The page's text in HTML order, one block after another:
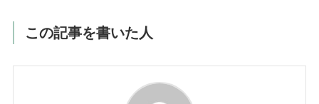
この記事を書いた人